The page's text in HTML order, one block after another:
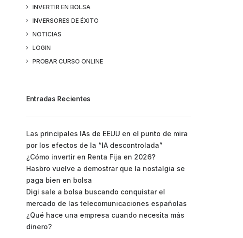
INVERTIR EN BOLSA
INVERSORES DE ÉXITO
NOTICIAS
LOGIN
PROBAR CURSO ONLINE
Entradas Recientes
Las principales IAs de EEUU en el punto de mira
por los efectos de la “IA descontrolada”
¿Cómo invertir en Renta Fija en 2026?
Hasbro vuelve a demostrar que la nostalgia se
paga bien en bolsa
Digi sale a bolsa buscando conquistar el
mercado de las telecomunicaciones españolas
¿Qué hace una empresa cuando necesita más
dinero?